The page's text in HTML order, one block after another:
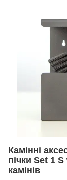
Камінні
пічки Set 1
камінів